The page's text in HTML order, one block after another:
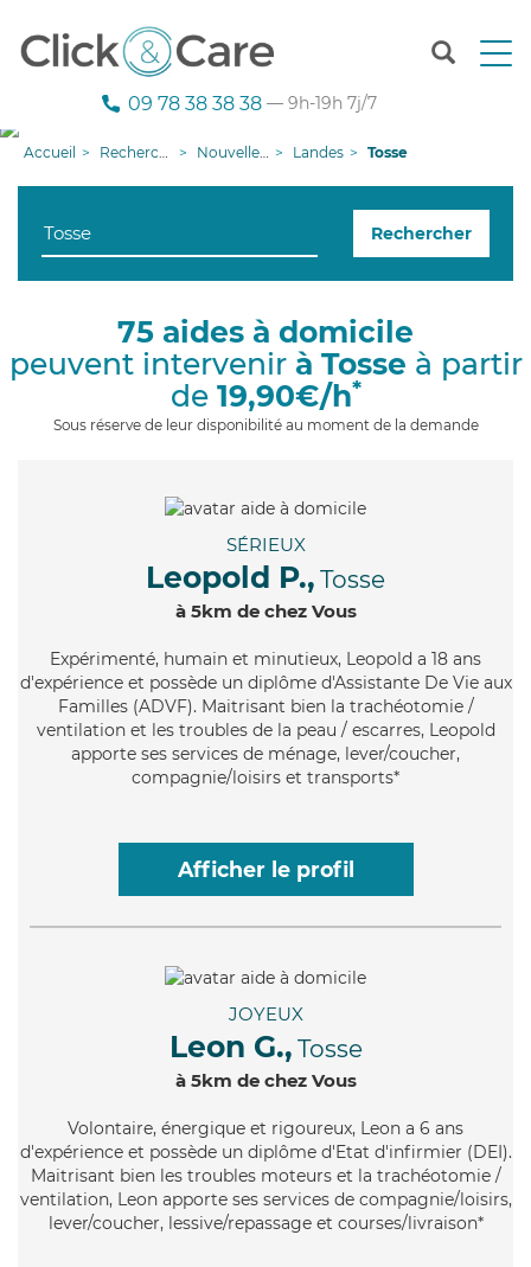
T
n
g
i
09 78 38 38 38 — 9h-19h 7j/7
Accueil Recherche aide à domicile Nouvelle-Aquitaine Landes Tosse
Rechercher
75 aides à domicile
peuvent intervenir à Tosse à partir
de 19,90€/h*
Sous réserve de leur disponibilité au moment de la demande
SÉRIEUX
Leopold P., Tosse
à 5km de chez Vous
Expérimenté, humain et minutieux, Leopold a 18 ans
d'expérience et possède un diplôme d'Assistante De Vie aux
Familles (ADVF). Maitrisant bien la trachéotomie /
ventilation et les troubles de la peau / escarres, Leopold
apporte ses services de ménage, lever/coucher,
compagnie/loisirs et transports*
Afficher le profil
JOYEUX
Leon G., Tosse
à 5km de chez Vous
Volontaire, énergique et rigoureux, Leon a 6 ans
d'expérience et possède un diplôme d'Etat d'infirmier (DEI).
Maitrisant bien les troubles moteurs et la trachéotomie /
ventilation, Leon apporte ses services de compagnie/loisirs,
lever/coucher, lessive/repassage et courses/livraison*